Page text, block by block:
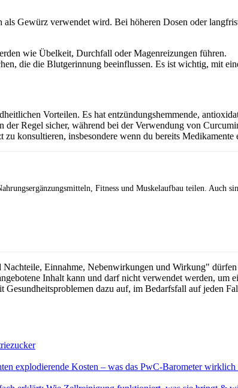
Gewürz verwendet wird. Bei höheren Dosen oder
wie Übelkeit, Durchfall oder Magenreizungen führen.
die die Blutgerinnung beeinflussen. Es ist wichtig, mit
Vorteilen. Es hat entzündungshemmende,
Regel sicher, während bei der Verwendung von
konsultieren, insbesondere wenn du bereits Medikamente
Fitness und Muskelaufbau teilen. Auch
Einnahme, Nebenwirkungen und Wirkung"
Inhalt kann und darf nicht verwendet werden, um
dazu auf, im Bedarfsfall auf jeden
explodierende Kosten – was das PwC-Barometer wirklich